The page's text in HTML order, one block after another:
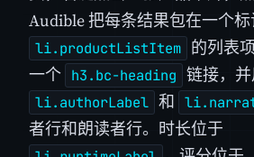
Audible 把每条结果包在一个标
li.productListItem 的列表
一个 h3.bc-heading 链接，并
li.authorLabel 和
者行和朗读者行。时长位于